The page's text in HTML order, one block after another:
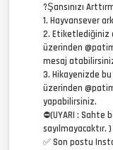
?Şansınızı
1. Hayvansever
2. Etiketlediğiniz
üzerinden
mesaj
3. Hikayenizde
üzerinden
yapabilirsiniz.
⛔️(UYARI :
sayılmayacaktır. )
✅ Son postu